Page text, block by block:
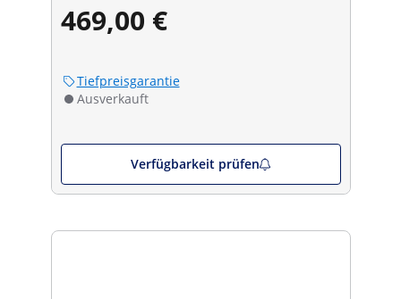
469,00 €
Tiefpreisgarantie
Ausverkauft
Verfügbarkeit prüfen